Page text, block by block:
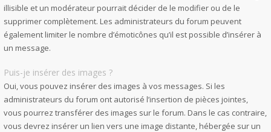
illisible et un modérateur pourrait décider de le modifier ou de le
supprimer complètement. Les administrateurs du forum peuvent
également limiter le nombre d’émoticônes qu’il est possible d’insérer à
un message.
Puis-je insérer des images ?
Oui, vous pouvez insérer des images à vos messages. Si les
administrateurs du forum ont autorisé l’insertion de pièces jointes,
vous pourrez transférer des images sur le forum. Dans le cas contraire,
vous devrez insérer un lien vers une image distante, hébergée sur un